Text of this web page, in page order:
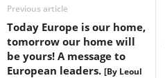
Previous article
Today Europe is our home,
tomorrow our home will
be yours! A message to
European leaders. [By Leoul